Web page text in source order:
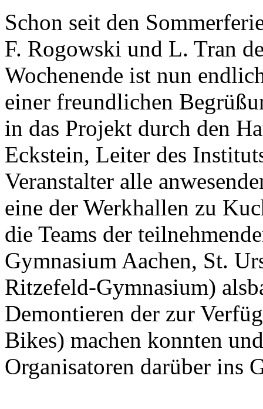
Schon seit den
F. Rogowski und L. Tran
Wochenende ist nun
einer freundlichen
in das Projekt durch den
Eckstein, Leiter des
Veranstalter alle
eine der Werkhallen zu
die Teams der
Gymnasium Aachen, St.
Ritzefeld-Gymnasium)
Demontieren der zur
Bikes) machen konnten
Organisatoren darüber ins